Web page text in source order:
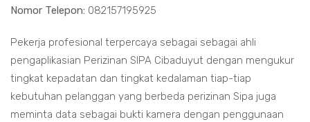
Nomor Telepon: 082157195925
Pekerja profesional terpercaya sebagai sebagai ahli
pengaplikasian Perizinan SIPA Cibaduyut dengan mengukur
tingkat kepadatan dan tingkat kedalaman tiap-tiap
kebutuhan pelanggan yang berbeda perizinan Sipa juga
meminta data sebagai bukti kamera dengan penggunaan